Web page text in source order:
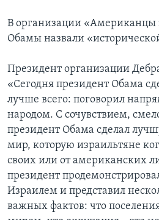
В организации «Американцы
Обамы назвали
Президент организации
«Сегодня президент Обама
лучше всего: поговорил
народом. С сочувствием,
президент Обама сделал
мир, которую израильтяне
своих или от американских
президент
Израилем и представил
важных фактов: что